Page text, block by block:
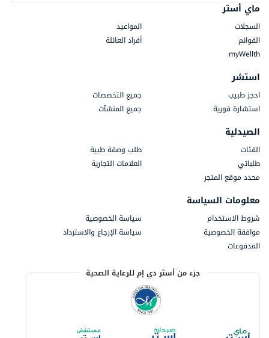
ماي أستر
السجلات
المواعيد
القوائم
أفراد العائلة
myWellth
استشر
احجز طبيب
جميع التخصصات
استشارة فورية
جميع المنشآت
الصيدلية
الفئات
طلب وصفة طبية
طلباتي
العلامات التجارية
محدد موقع المتجر
معلومات السياسة
شروط الاستخدام
سياسة الخصوصية
موافقة الخصوصية
سياسة الإرجاع والاسترداد
المدفوعات
جزء من أستر دي إم للرعاية الصحية